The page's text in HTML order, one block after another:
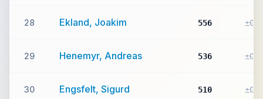
28 Ekland, Joakim 556 ±0
29 Henemyr, Andreas 536 ±0
30 Engsfelt, Sigurd 510 ±0